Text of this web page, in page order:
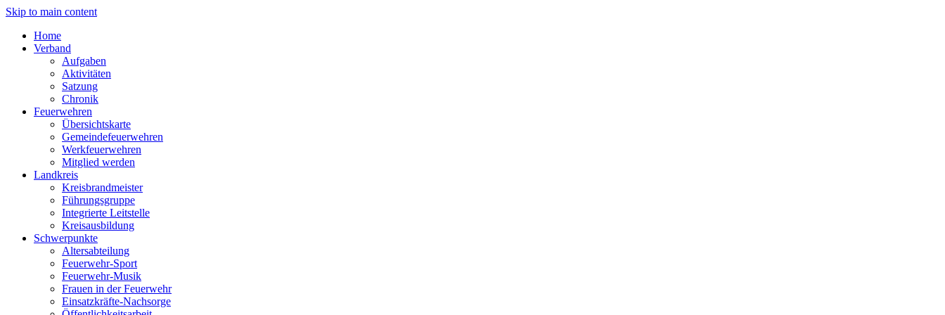
Skip to main content
Home
Verband
Aufgaben
Aktivitäten
Satzung
Chronik
Feuerwehren
Übersichtskarte
Gemeindefeuerwehren
Werkfeuerwehren
Mitglied werden
Landkreis
Kreisbrandmeister
Führungsgruppe
Integrierte Leitstelle
Kreisausbildung
Schwerpunkte
Altersabteilung
Feuerwehr-Sport
Feuerwehr-Musik
Frauen in der Feuerwehr
Einsatzkräfte-Nachsorge